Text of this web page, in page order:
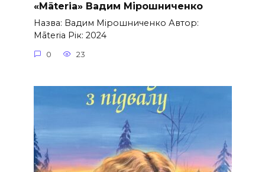
«Māteria» Вадим Мірошниченко
Назва: Вадим Мірошниченко Автор:
Māteria Рік: 2024
0 23